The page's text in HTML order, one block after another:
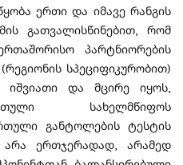
ერთი და იმავე რანგის
გათვალისწინებით, რომ
პარტნიორების
სპეციფიკურობით)
და მცირე იყოს,
სახელმწიფოს
განტოლების ტესტის
არა ერთჯერადად, არამედ